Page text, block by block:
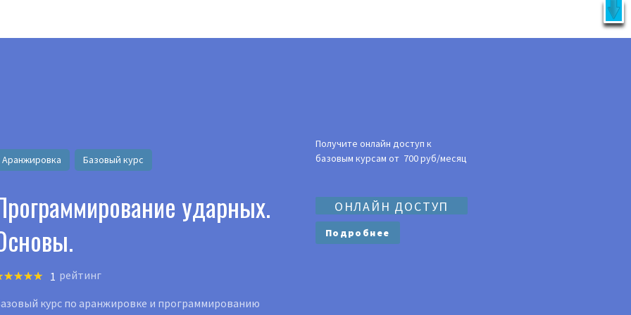
X
Аранжировка Базовый курс
ударных.
1 рейтинг
курс по аранжировке и программированию
Получите онлайн доступ к
базовым курсам от 700 руб/месяц
ОНЛАЙН ДОСТУП
Подробнее